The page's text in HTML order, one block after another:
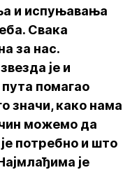
и испуњавања
Свака
за нас.
је и
помагао
значи, како нама
можемо да
потребно и што
је